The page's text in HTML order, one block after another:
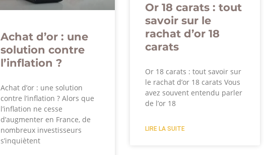
Achat d’or : une
solution contre
l’inflation ?
Achat d’or : une solution
contre l’inflation ? Alors que
l’inflation ne cesse
d’augmenter en France, de
nombreux investisseurs
s’inquiètent
Or 18 carats : tout
savoir sur le
rachat d’or 18
carats
Or 18 carats : tout savoir sur
le rachat d’or 18 carats Vous
avez souvent entendu parler
de l’or 18
LIRE LA SUITE